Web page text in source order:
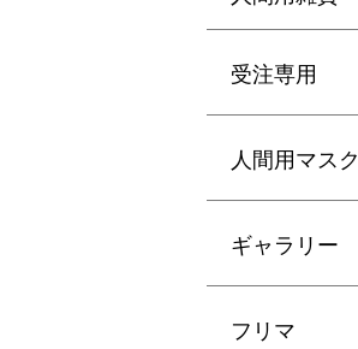
受注専用
人間用マスク
ギャラリー
フリマ